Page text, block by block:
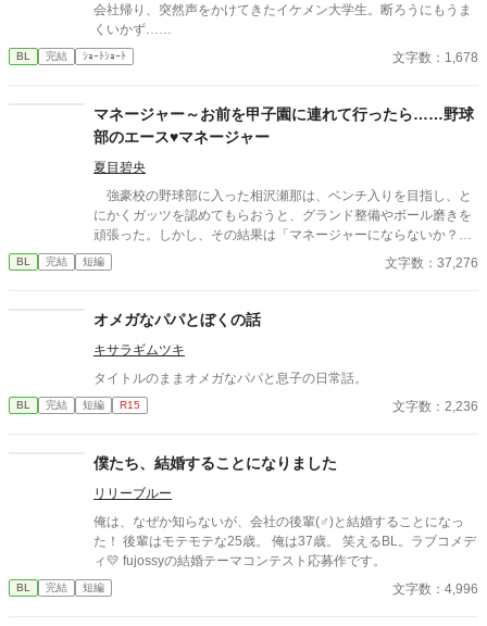
会社帰り、突然声をかけてきたイケメン大学生。断ろうにもうま
くいかず……
BL 完結 ｼｮｰﾄｼｮｰﾄ 文字数：1,678
マネージャー～お前を甲子園に連れて行ったら……野球
部のエース♥マネージャー
夏目碧央
強豪校の野球部に入った相沢瀬那は、ベンチ入りを目指し、と
にかくガッツを認めてもらおうと、グランド整備やボール磨きを
頑張った。しかし、その結果は「マネージャーにならないか？」
という監督からの言葉。瀬那は葛藤の末、マネージャーに転身す
る。 一方、才能溢れるピッチャーの戸田遼悠。瀬那は遼悠の才
悠が文字通り血のにじむような努力をしている事を知る。
BL 完結 短編 文字数：37,276
オメガなパパとぼくの話
キサラギムツキ
タイトルのままオメガなパパと息子の日常話。
BL 完結 短編 R15 文字数：2,236
僕たち、結婚することになりました
リリーブルー
俺は、なぜか知らないが、会社の後輩(♂)と結婚することになっ
た！ 後輩はモテモテな25歳。 俺は37歳。 笑えるBL。ラブコメデ
ィ💛 fujossyの結婚テーマコンテスト応募作です。
BL 完結 短編 文字数：4,996